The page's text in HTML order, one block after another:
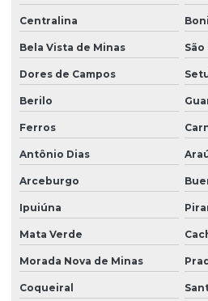
Centralina
Bela Vista de Minas
Dores de Campos
Berilo
Ferros
Antônio Dias
Arceburgo
Ipuiúna
Mata Verde
Morada Nova de Minas
Coqueiral